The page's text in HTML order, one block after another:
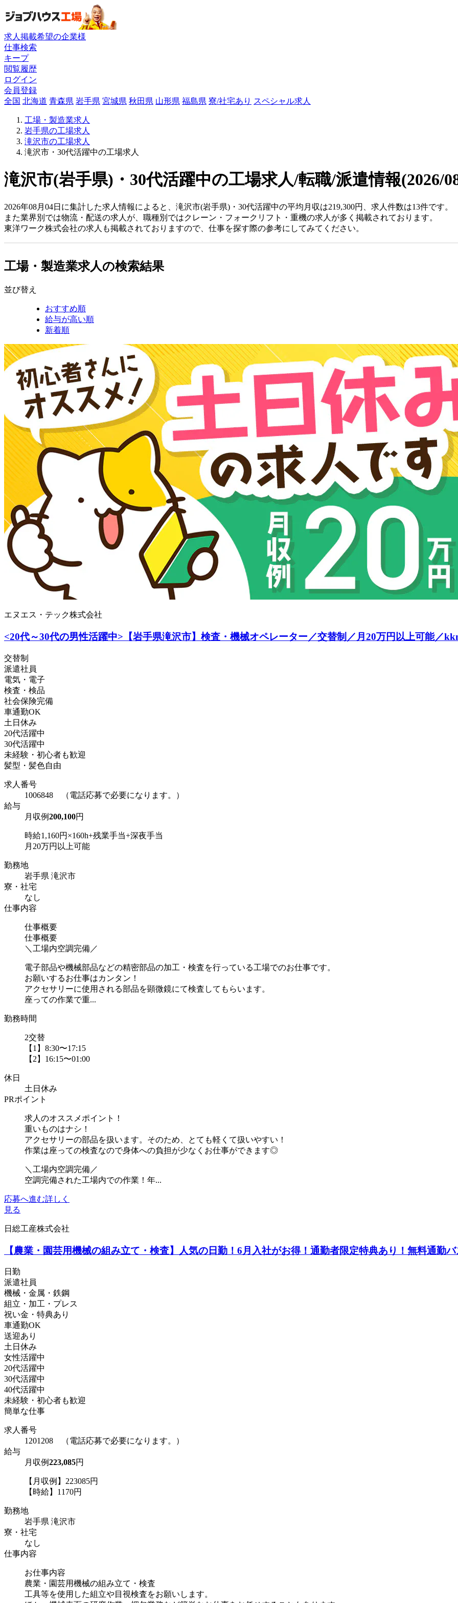
求人掲載希望の企業様
仕事検索
キープ
閲覧履歴
ログイン
会員登録
全国 北海道 青森県 岩手県 宮城県 秋田県 山形県 福島県 寮/社宅あり スペシャル求人
工場・製造業求人
岩手県の工場求人
滝沢市の工場求人
滝沢市・30代活躍中の工場求人
滝沢市(岩手県)・30代活躍中の工場求人/転職/派遣情報(2026/
2026年08月04日に集計した求人情報によると、滝沢市(岩手県)・30代活躍中の平均月収は219,300円、求人件数は13件です。
また業界別では物流・配送の求人が、職種別ではクレーン・フォークリフト・重機の求人が多く掲載されております。
東洋ワーク株式会社の求人も掲載されておりますので、仕事を探す際の参考にしてみてください。
工場・製造業求人の検索結果
並び替え
おすすめ順
給与が高い順
新着順
エヌエス・テック株式会社
<20代～30代の男性活躍中>【岩手県滝沢市】検査・機械オペレーター／交替制／月20万円以上可能／
交替制
派遣社員
電気・電子
検査・検品
社会保険完備
車通勤OK
土日休み
20代活躍中
30代活躍中
未経験・初心者も歓迎
髪型・髪色自由
求人番号
1006848 （電話応募で必要になります。）
給与
月収例200,100円
時給1,160円×160h+残業手当+深夜手当
月20万円以上可能
勤務地
岩手県 滝沢市
寮・社宅
なし
仕事内容
仕事概要
仕事概要
＼工場内空調完備／
電子部品や機械部品などの精密部品の加工・検査を行っている工場でのお仕事です。
お願いするお仕事はカンタン！
アクセサリーに使用される部品を顕微鏡にて検査してもらいます。
座っての作業で重...
勤務時間
2交替
【1】8:30〜17:15
【2】16:15〜01:00
休日
土日休み
PRポイント
求人のオススメポイント！
重いものはナシ！
アクセサリーの部品を扱います。そのため、とても軽くて扱いやすい！
作業は座っての検査なので身体への負担が少なくお仕事ができます◎
＼工場内空調完備／
空調完備された工場内での作業！年...
応募へ進む詳しく
見る
日総工産株式会社
【農業・園芸用機械の組み立て・検査】人気の日勤！6月入社がお得！通勤者限定特典あり！無料通勤
日勤
派遣社員
機械・金属・鉄鋼
組立・加工・プレス
祝い金・特典あり
車通勤OK
送迎あり
土日休み
女性活躍中
20代活躍中
30代活躍中
40代活躍中
未経験・初心者も歓迎
簡単な仕事
求人番号
1201208 （電話応募で必要になります。）
給与
月収例223,085円
【月収例】223085円
【時給】1170円
勤務地
岩手県 滝沢市
寮・社宅
なし
仕事内容
お仕事内容
農業・園芸用機械の組み立て・検査
工具等を使用した組立や目視検査をお願いします。